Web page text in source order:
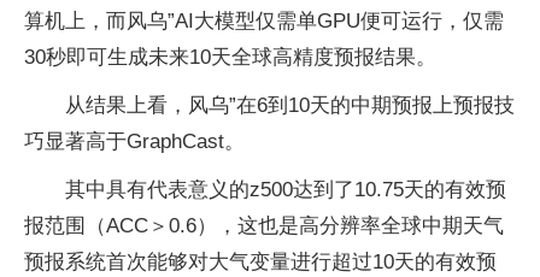
算机上，而风乌”AI大模型仅需单GPU便可运行，仅需
30秒即可生成未来10天全球高精度预报结果。
从结果上看，风乌”在6到10天的中期预报上预报技
巧显著高于GraphCast。
其中具有代表意义的z500达到了10.75天的有效预
报范围（ACC＞0.6），这也是高分辨率全球中期天气
预报系统首次能够对大气变量进行超过10天的有效预